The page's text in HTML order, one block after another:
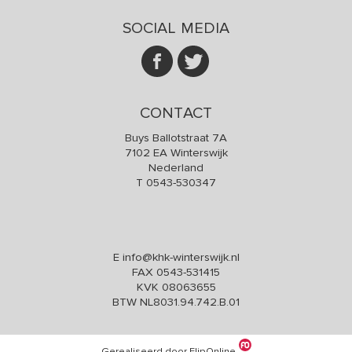
SOCIAL MEDIA
CONTACT
Buys Ballotstraat 7A
7102 EA Winterswijk
Nederland
T 0543-530347
E info@khk-winterswijk.nl
FAX 0543-531415
KVK 08063655
BTW NL8031.94.742.B.01